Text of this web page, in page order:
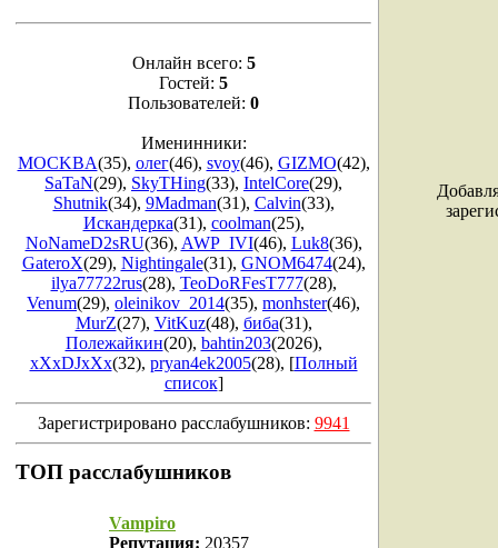
Онлайн всего: 5
Гостей: 5
Пользователей: 0
Именинники:
MOCKBA(35), олег(46), svoy(46), GIZMO(42),
SaTaN(29), SkyTHing(33), IntelCore(29),
Shutnik(34), 9Madman(31), Calvin(33),
Искандерка(31), coolman(25),
NoNameD2sRU(36), AWP_IVI(46), Luk8(36),
GateroX(29), Nightingale(31), GNOM6474(24),
ilya77722rus(28), TeoDoRFesT777(28),
Venum(29), oleinikov_2014(35), monhster(46),
MurZ(27), VitKuz(48), биба(31),
Полежайкин(20), bahtin203(2026),
xXxDJxXx(32), pryan4ek2005(28), [Полный
список]
Зарегистрировано расслабушников: 9941
ТОП расслабушников
Vampiro
Репутация: 20357